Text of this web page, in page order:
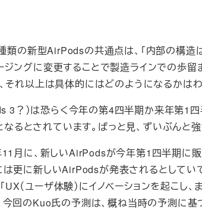
類の新型AirPodsの共通点は、「内部の構造
ングに変更することで製造ラインでの歩留
それ以上は具体的にはどのようになるかは
3？）は恐らく今年の第4四半期か来年第1
るとされています。ぱっと見、ずいぶんと強
月に、新しいAirPodsが今年第1四半期に
更に新しいAirPodsが発表されるとしてい
UX（ユーザ体験）にイノベーションを起こし
回のKuo氏の予測は、概ね当時の予測に基